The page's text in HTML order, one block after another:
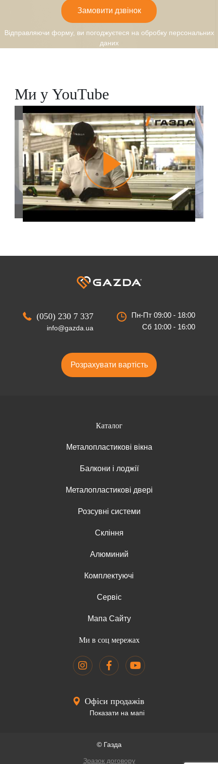
Замовити дзвінок
Відправляючи форму, ви погоджуєтеся на обробку персональних
даних
Ми у YouTube
(050) 230 7 337
info@gazda.ua
Пн-Пт 09:00 - 18:00
Сб 10:00 - 16:00
Розрахувати вартість
Каталог
Металопластикові вікна
Балкони і лоджії
Металопластикові двері
Розсувні системи
Скління
Алюминий
Комплектуючі
Сервіс
Мапа Сайту
Ми в соц мережах
Офіси продажів
Показати на мапі
© Газда
Зразок договору